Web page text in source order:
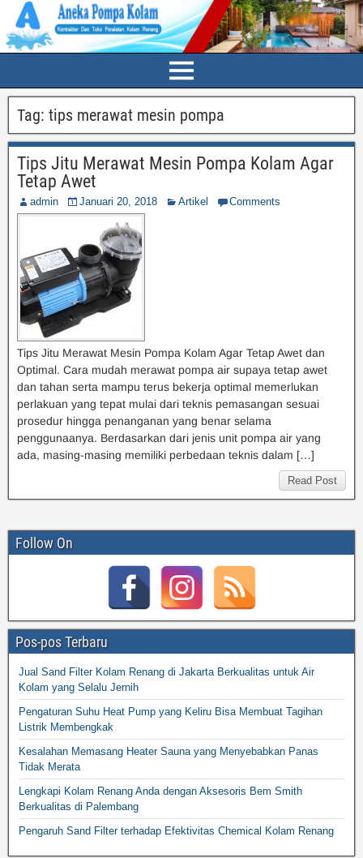
Tag: tips merawat mesin pompa
Tips Jitu Merawat Mesin Pompa Kolam Agar
Tetap Awet
admin Januari 20, 2018 Artikel Comments
Tips Jitu Merawat Mesin Pompa Kolam Agar Tetap Awet dan
Optimal. Cara mudah merawat pompa air supaya tetap awet
dan tahan serta mampu terus bekerja optimal memerlukan
perlakuan yang tepat mulai dari teknis pemasangan sesuai
prosedur hingga penanganan yang benar selama
penggunaanya. Berdasarkan dari jenis unit pompa air yang
ada, masing-masing memiliki perbedaan teknis dalam […]
Read Post
Follow On
Pos-pos Terbaru
Jual Sand Filter Kolam Renang di Jakarta Berkualitas untuk Air
Kolam yang Selalu Jernih
Pengaturan Suhu Heat Pump yang Keliru Bisa Membuat Tagihan
Listrik Membengkak
Kesalahan Memasang Heater Sauna yang Menyebabkan Panas
Tidak Merata
Lengkapi Kolam Renang Anda dengan Aksesoris Bem Smith
Berkualitas di Palembang
Pengaruh Sand Filter terhadap Efektivitas Chemical Kolam Renang